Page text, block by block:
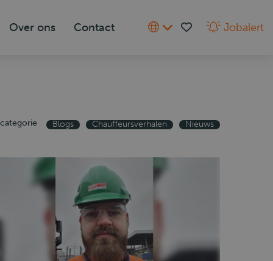
Over ons Contact Jobalert
Blogs Chauffeursverhalen Nieuws